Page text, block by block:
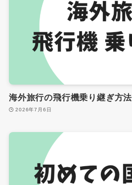
海外旅行の飛行機乗り継ぎ方法
2026年7月6日